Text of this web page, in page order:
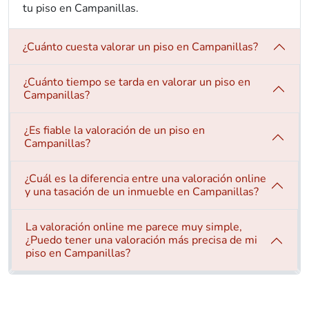
tu piso en Campanillas.
¿Cuánto cuesta valorar un piso en Campanillas?
¿Cuánto tiempo se tarda en valorar un piso en
Campanillas?
¿Es fiable la valoración de un piso en
Campanillas?
¿Cuál es la diferencia entre una valoración online
y una tasación de un inmueble en Campanillas?
La valoración online me parece muy simple,
¿Puedo tener una valoración más precisa de mi
piso en Campanillas?